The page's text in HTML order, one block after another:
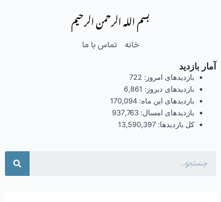
بسم الله الرحمن الرحیم
خانه تماس با ما
آمار بازدید
بازدیدهای امروز: 722
بازدیدهای دیروز: 6,861
بازدیدهای این ماه: 170,094
بازدیدهای امسال: 937,763
کل بازدیدها: 13,590,397